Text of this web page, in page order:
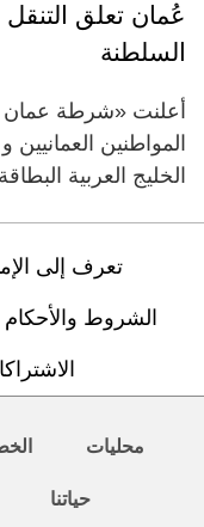
عُمان تعلق
السلطنة
أعلنت «شرطة عمان
المواطنين
الخليج العربية البطاقة
تعرف إلى
الشروط والأحكام
محليات
حياتنا